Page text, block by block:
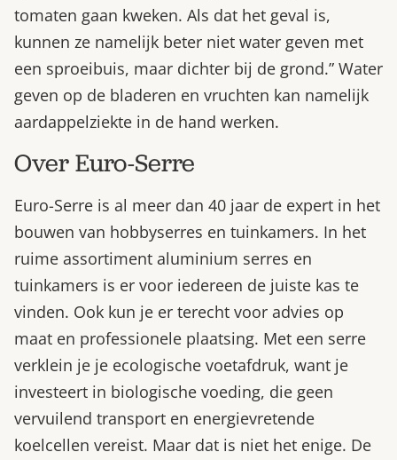
tomaten gaan kweken. Als dat het geval is,
kunnen ze namelijk beter niet water geven met
een sproeibuis, maar dichter bij de grond.” Water
geven op de bladeren en vruchten kan namelijk
aardappelziekte in de hand werken.
Over Euro-Serre
Euro-Serre is al meer dan 40 jaar de expert in het
bouwen van hobbyserres en tuinkamers. In het
ruime assortiment aluminium serres en
tuinkamers is er voor iedereen de juiste kas te
vinden. Ook kun je er terecht voor advies op
maat en professionele plaatsing. Met een serre
verklein je je ecologische voetafdruk, want je
investeert in biologische voeding, die geen
vervuilend transport en energievretende
koelcellen vereist. Maar dat is niet het enige. De